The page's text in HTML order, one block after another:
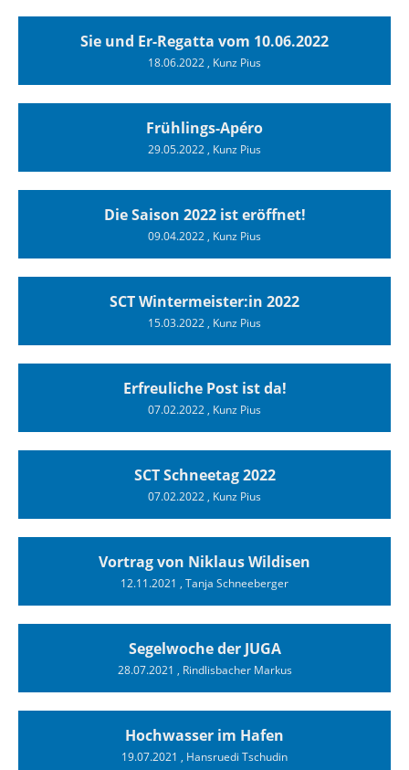
Sie und Er-Regatta vom 10.06.2022
18.06.2022, Kunz Pius
Frühlings-Apéro
29.05.2022, Kunz Pius
Die Saison 2022 ist eröffnet!
09.04.2022, Kunz Pius
SCT Wintermeister:in 2022
15.03.2022, Kunz Pius
Erfreuliche Post ist da!
07.02.2022, Kunz Pius
SCT Schneetag 2022
07.02.2022, Kunz Pius
Vortrag von Niklaus Wildisen
12.11.2021 , Tanja Schneeberger
Segelwoche der JUGA
28.07.2021 , Rindlisbacher Markus
Hochwasser im Hafen
19.07.2021 , Hansruedi Tschudin